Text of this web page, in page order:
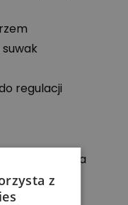
regulacji
Belgia
z